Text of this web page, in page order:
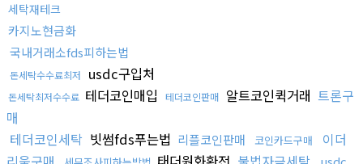
세탁재테크
카지노현금화
국내거래소fds피하는법
돈세탁수수료최저 usdc구입처
돈세탁최저수수료 테더코인매입 테더코인판매 알트코인퀵거래 트론구
매
테더코인세탁 빗썸fds푸는법 리플코인판매 코인카드구매
이더